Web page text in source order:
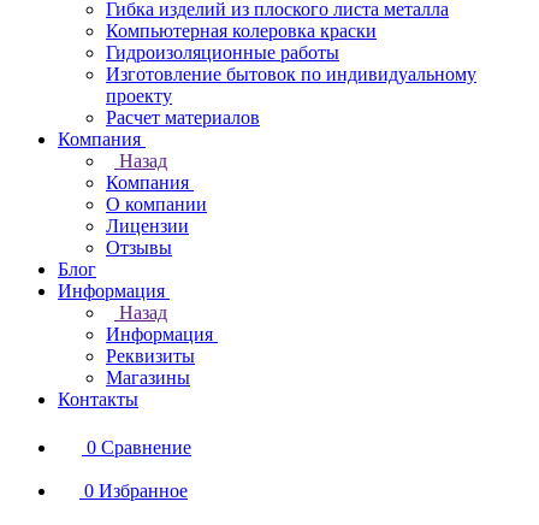
Гибка изделий из плоского листа металла
Компьютерная колеровка краски
Гидроизоляционные работы
Изготовление бытовок по индивидуальному
проекту
Расчет материалов
Компания
Назад
Компания
О компании
Лицензии
Отзывы
Блог
Информация
Назад
Информация
Реквизиты
Магазины
Контакты
0 Сравнение
0 Избранное